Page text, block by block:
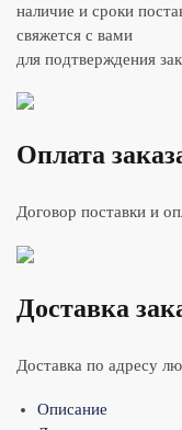
наличие и сроки
свяжется с вами
для подтверждения
Оплата
Договор поставки и
Доставка
Доставка по адресу
Описание